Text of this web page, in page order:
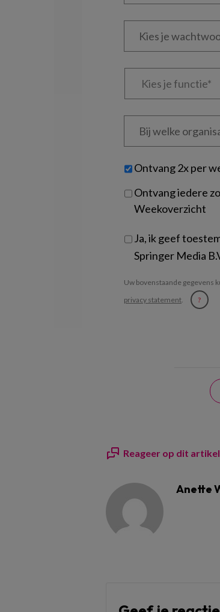
Kies
Kies
Bij
welke
je?
Untitled
Ontvang 2x per
Ontvang iedere
Weekoverzicht
Ja, ik geef
Springer Media
Uw bovenstaande gegevens
privacy statement. ?
Reageer op dit artikel
Anette